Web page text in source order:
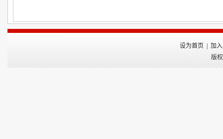
设为首页
加
版